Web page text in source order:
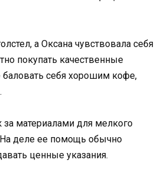
а Оксана чувствовала себя
покупать качественные
баловать себя хорошим кофе,
материалами для мелкого
На деле ее помощь обычно
ценные указания.